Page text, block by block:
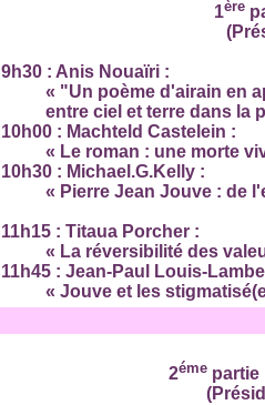
1ère
9h30 : Anis Nouaïri :
« "Un poème d'airain en
entre ciel et terre dans la
10h00 : Machteld Castelein :
« Le roman : une morte
10h30 : Michael.G.Kelly :
« Pierre Jean Jouve : de
11h15 : Titaua Porcher :
« La réversibilité des
11h45 : Jean-Paul Louis-
« Jouve et les
2émepartie